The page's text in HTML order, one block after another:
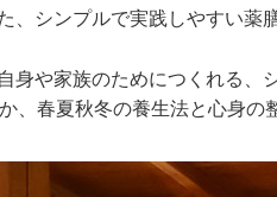
、シンプルで実践しやすい薬
身や家族のためにつくれる、
、春夏秋冬の養生法と心身の